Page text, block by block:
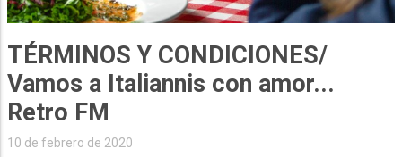
TÉRMINOS Y CONDICIONES/
Vamos a Italiannis con amor...
Retro FM
10 de febrero de 2020